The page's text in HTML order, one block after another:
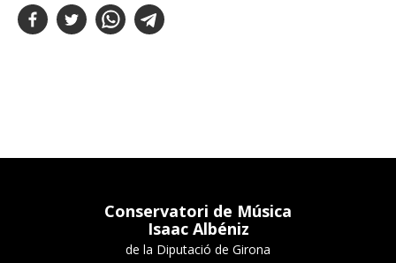
Conservatori de Música
Isaac Albéniz
de la Diputació de Girona